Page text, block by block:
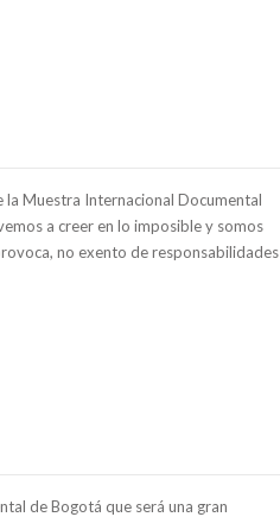
la Muestra Internacional Documental
a creer en lo imposible y somos
no exento de responsabilidades
de Bogotá que será una gran